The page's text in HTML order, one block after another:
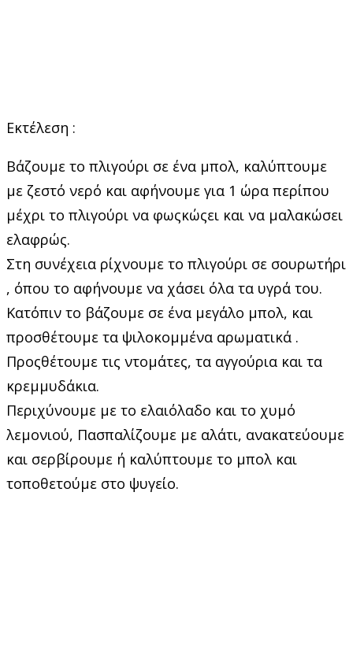
Εκτέλεση :
Βάζουμε το πλιγούρι σε ένα μπολ, καλύπτουμε
με ζεστό νερό και αφήνουμε για 1 ώρα περίπου
μέχρι το πλιγούρι να φωςκώςει και να μαλακώσει
ελαφρώς.
Στη συνέχεια ρίχνουμε το πλιγούρι σε σουρωτήρι
, όπου το αφήνουμε να χάσει όλα τα υγρά του.
Κατόπιν το βάζουμε σε ένα μεγάλο μπολ, και
προσθέτουμε τα ψιλοκομμένα αρωματικά .
Προςθέτουμε τις ντομάτες, τα αγγούρια και τα
κρεμμυδάκια.
Περιχύνουμε με το ελαιόλαδο και το χυμό
λεμονιού, Πασπαλίζουμε με αλάτι, ανακατεύουμε
και σερβίρουμε ή καλύπτουμε το μπολ και
τοποθετούμε στο ψυγείο.